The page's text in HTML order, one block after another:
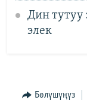
Дин тутуу
элек
Бөлүшүңүз